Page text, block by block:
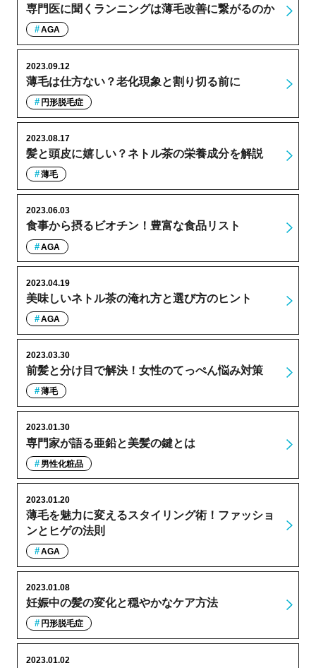
専門医に聞くランニングは薄毛改善に繋がるのか
AGA
薄毛は仕方ない？老化現象と割り切る前に
2023.09.12
円形脱毛症
髪と頭皮に嬉しい？ネトル茶の栄養成分を解説
2023.08.17
薄毛
食事から摂るビオチン！豊富な食品リスト
2023.06.03
AGA
美味しいネトル茶の淹れ方と選び方のヒント
2023.04.19
AGA
前髪と分け目で解決！女性のてっぺん悩み対策
2023.03.30
薄毛
専門家が語る亜鉛と美髪の鍵とは
2023.01.30
男性化粧品
薄毛を魅力に変えるスタイリング術！ファッショ
ンとヒゲの法則
2023.01.20
AGA
妊娠中の髪の変化と穏やかなケア方法
2023.01.08
円形脱毛症
2023.01.02